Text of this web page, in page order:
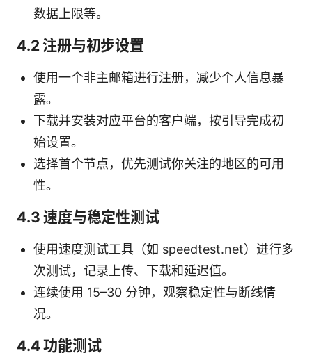
数据上限等。
4.2 注册与初步设置
使用一个非主邮箱进行注册，减少个人信息暴
露。
下载并安装对应平台的客户端，按引导完成初
始设置。
选择首个节点，优先测试你关注的地区的可用
性。
4.3 速度与稳定性测试
使用速度测试工具（如 speedtest.net）进行多
次测试，记录上传、下载和延迟值。
连续使用 15–30 分钟，观察稳定性与断线情
况。
4.4 功能测试